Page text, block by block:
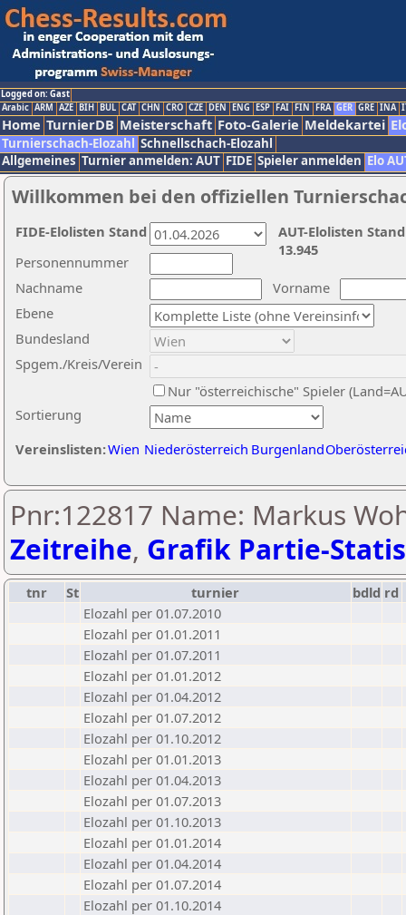
Logged on: Gast
Arabic ARM AZE BIH BUL CAT CHN CRO CZE DEN ENG ESP FAI FIN FRA GER GRE INA
Home TurnierDB Meisterschaft Foto-Galerie Meldekartei
Turnierschach-Elozahl Schnellschach-Elozahl
Allgemeines Turnier anmelden: AUT FIDE Spieler anmelden Elo
Willkommen bei den offiziellen
Nachname
Vorname
Ebene
Sortierung
Personennummer
Bundesland
Spgem./Kreis/Verein
Nur "österreichische" Spieler
Vereinslisten:Wien Niederösterreich Burgenland
AUT-Elolisten
13.945
FIDE-Elolisten Stand
Pnr:122817 Name: Markus
Zeitreihe, Grafik Partie-
tnr St turnier bdld rd
Elozahl per 01.07.2010
Elozahl per 01.01.2011
Elozahl per 01.07.2011
Elozahl per 01.01.2012
Elozahl per 01.04.2012
Elozahl per 01.07.2012
Elozahl per 01.10.2012
Elozahl per 01.01.2013
Elozahl per 01.04.2013
Elozahl per 01.07.2013
Elozahl per 01.10.2013
Elozahl per 01.01.2014
Elozahl per 01.04.2014
Elozahl per 01.07.2014
Elozahl per 01.10.2014